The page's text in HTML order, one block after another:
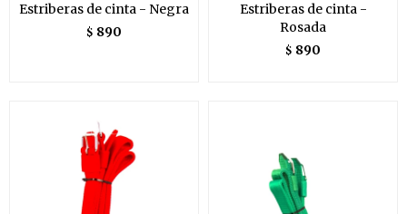
Estriberas de cinta - Negra
$ 890
Estriberas de cinta -
Rosada
$ 890